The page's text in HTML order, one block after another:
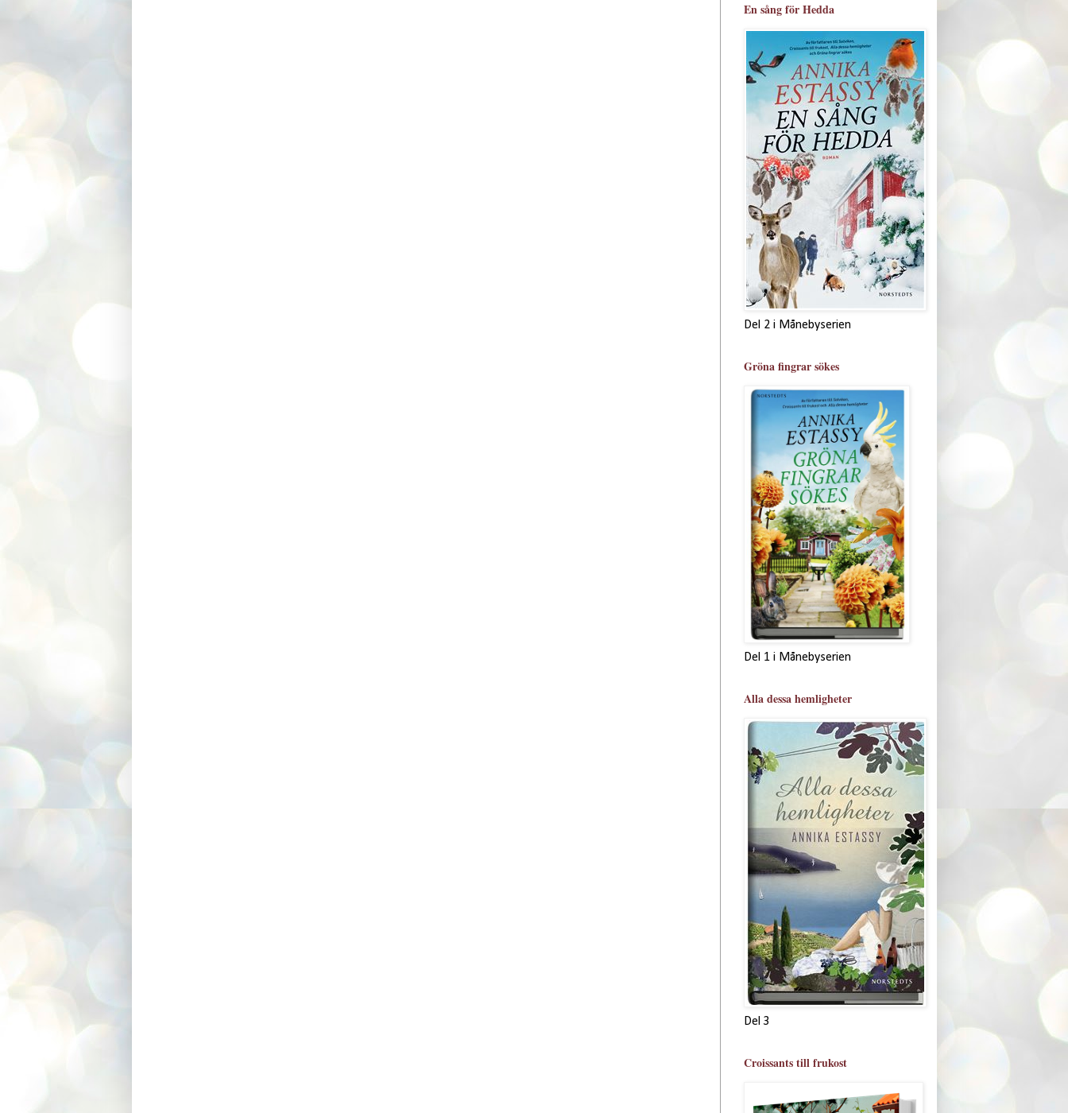
En sång för Hedda
Del 2 i Månebyserien
Gröna fingrar sökes
Del 1 i Månebyserien
Alla dessa hemligheter
Del 3
Croissants till frukost